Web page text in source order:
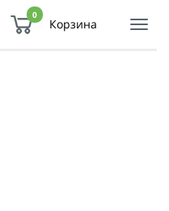
0
Корзина